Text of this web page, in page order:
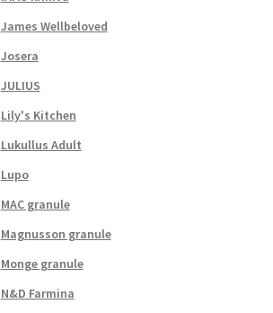
James Wellbeloved
Josera
JULIUS
Lily's Kitchen
Lukullus Adult
Lupo
MAC granule
Magnusson granule
Monge granule
N&D Farmina